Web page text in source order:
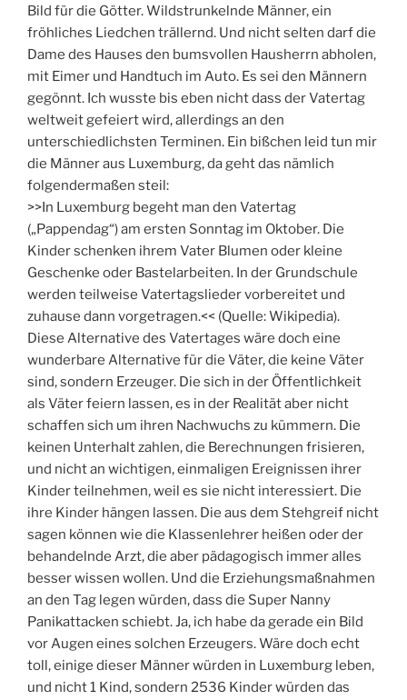
Bild für die Götter. Wildstrunkelnde Männer, ein
fröhliches Liedchen trällernd. Und nicht selten darf die
Dame des Hauses den bumsvollen Hausherrn abholen,
mit Eimer und Handtuch im Auto. Es sei den Männern
gegönnt. Ich wusste bis eben nicht dass der Vatertag
weltweit gefeiert wird, allerdings an den
unterschiedlichsten Terminen. Ein bißchen leid tun mir
die Männer aus Luxemburg, da geht das nämlich
folgendermaßen steil:
>>In Luxemburg begeht man den Vatertag
(„Pappendag“) am ersten Sonntag im Oktober. Die
Kinder schenken ihrem Vater Blumen oder kleine
Geschenke oder Bastelarbeiten. In der Grundschule
werden teilweise Vatertagslieder vorbereitet und
zuhause dann vorgetragen.<< (Quelle: Wikipedia).
Diese Alternative des Vatertages wäre doch eine
wunderbare Alternative für die Väter, die keine Väter
sind, sondern Erzeuger. Die sich in der Öffentlichkeit
als Väter feiern lassen, es in der Realität aber nicht
schaffen sich um ihren Nachwuchs zu kümmern. Die
keinen Unterhalt zahlen, die Berechnungen frisieren,
und nicht an wichtigen, einmaligen Ereignissen ihrer
Kinder teilnehmen, weil es sie nicht interessiert. Die
ihre Kinder hängen lassen. Die aus dem Stehgreif nicht
sagen können wie die Klassenlehrer heißen oder der
behandelnde Arzt, die aber pädagogisch immer alles
besser wissen wollen. Und die Erziehungsmaßnahmen
an den Tag legen würden, dass die Super Nanny
Panikattacken schiebt. Ja, ich habe da gerade ein Bild
vor Augen eines solchen Erzeugers. Wäre doch echt
toll, einige dieser Männer würden in Luxemburg leben,
und nicht 1 Kind, sondern 2536 Kinder würden das